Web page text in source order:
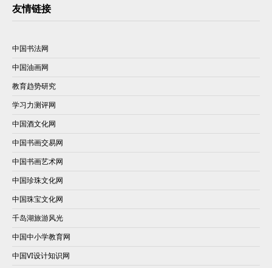
友情链接
中国书法网
中国油画网
教育趋势研究
学习力测评网
中国酒文化网
中国书画交易网
中国书画艺术网
中国珍珠文化网
中国珠宝文化网
千岛湖旅游风光
中国中小学教育网
中国VI设计知识网